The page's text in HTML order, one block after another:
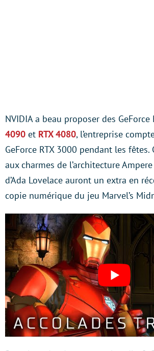
NVIDIA a beau proposer des GeForce
4090 et RTX 4080, l’entreprise
GeForce RTX 3000 pendant les
aux charmes de l’architecture
d’Ada Lovelace auront un extra en
copie numérique du jeu Marvel’s